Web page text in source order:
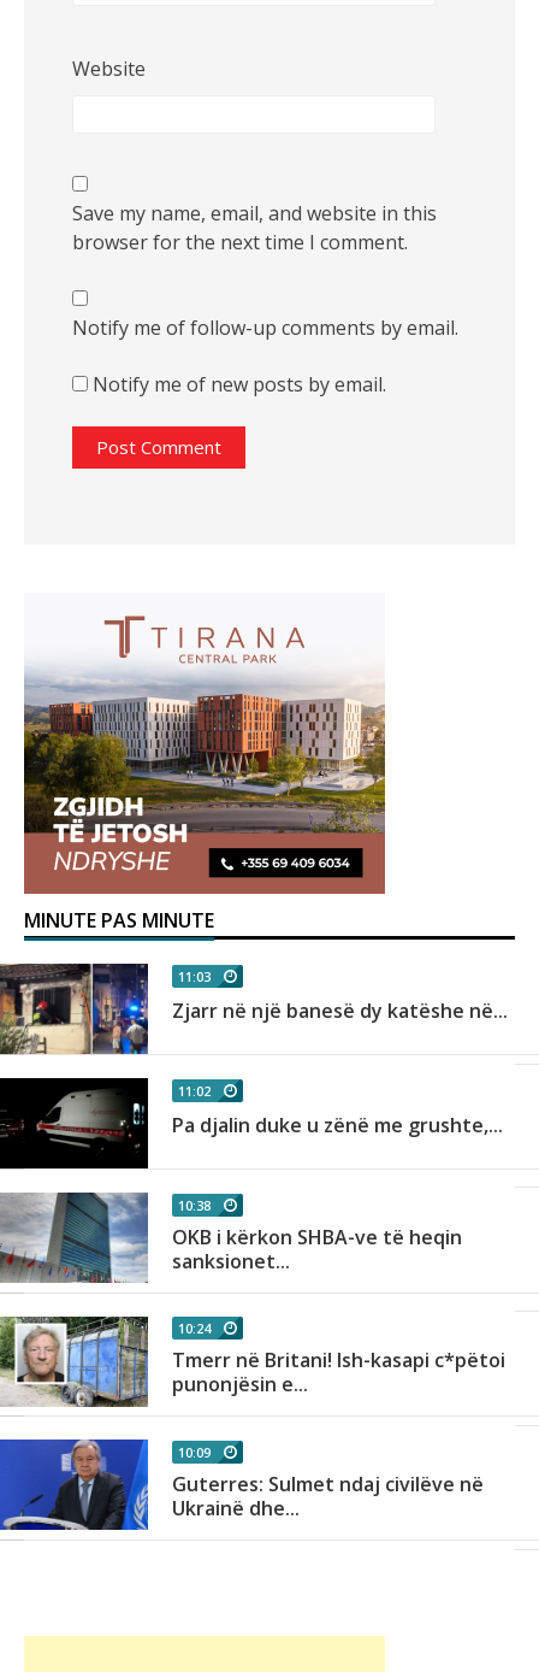
Website
Save my name, email, and website in this
browser for the next time I comment.
Notify me of follow-up comments by email.
Notify me of new posts by email.
MINUTE PAS MINUTE
11:03
Zjarr në një banesë dy katëshe në...
11:02
Pa djalin duke u zënë me grushte,...
10:38
OKB i kërkon SHBA-ve të heqin
sanksionet...
10:24
Tmerr në Britani! Ish-kasapi c*pëtoi
punonjësin e...
10:09
Guterres: Sulmet ndaj civilëve në
Ukrainë dhe...